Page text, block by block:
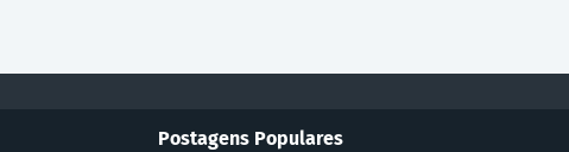
Postagens Populares